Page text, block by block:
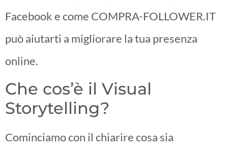
Facebook e come COMPRA-FOLLOWER.IT
può aiutarti a migliorare la tua presenza
online.
Che cos’è il Visual
Storytelling?
Cominciamo con il chiarire cosa sia